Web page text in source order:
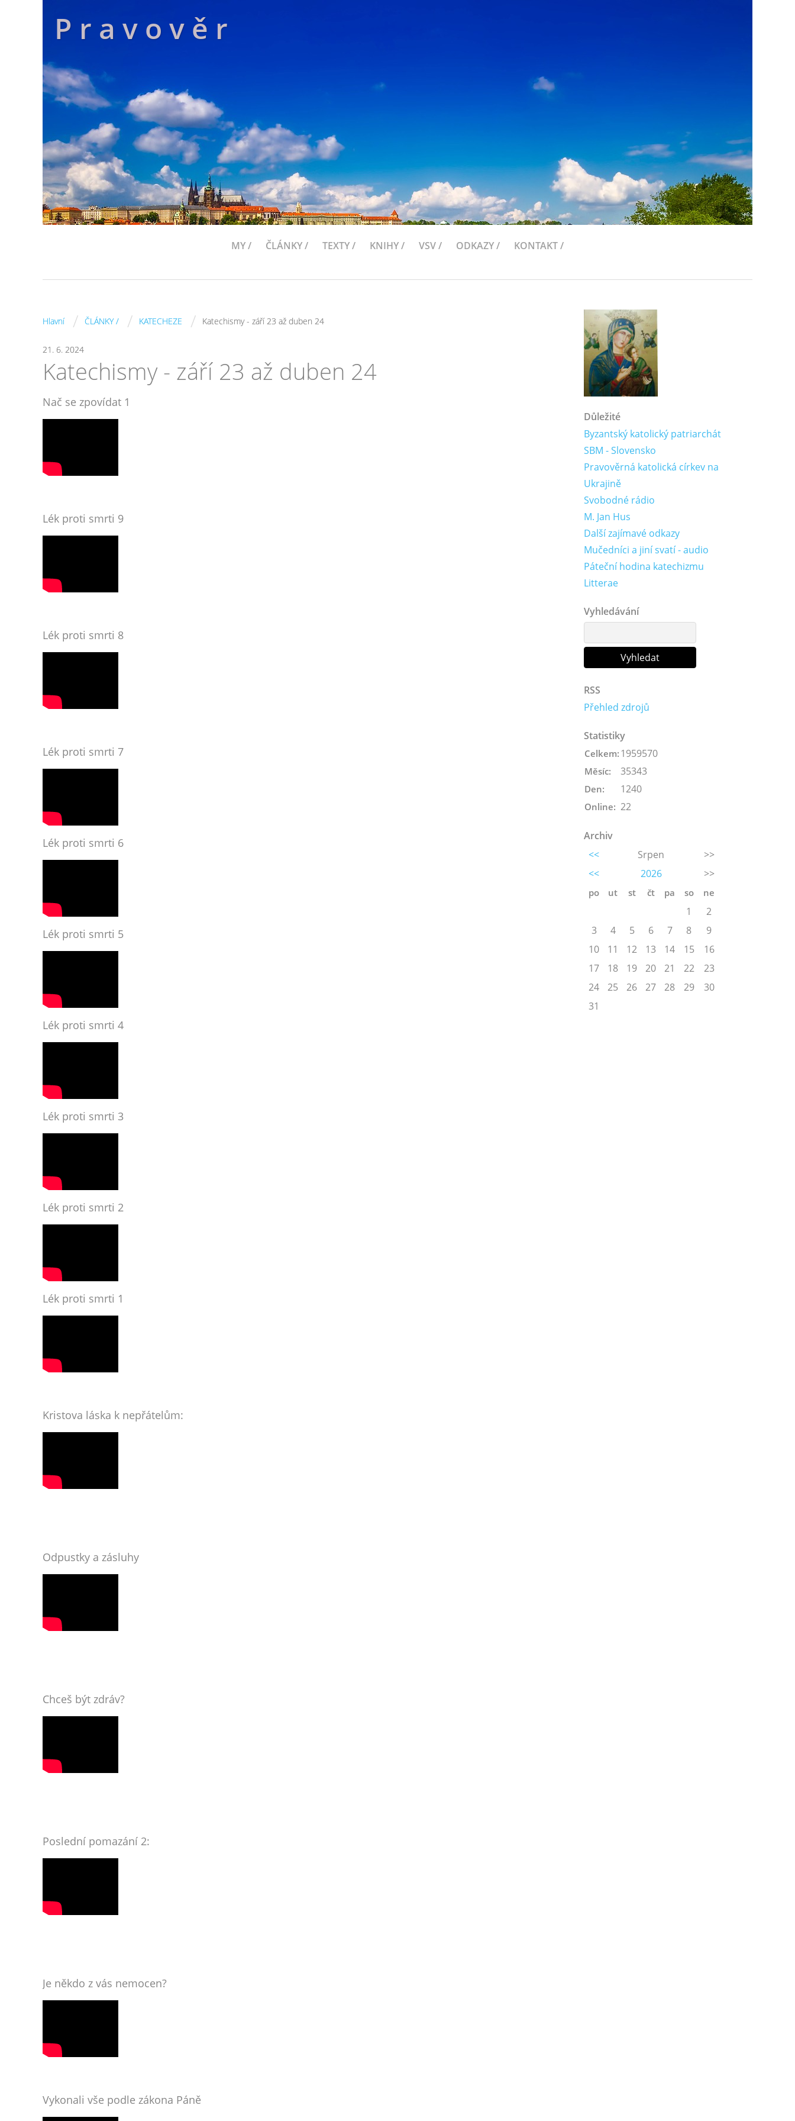
P r a v o v ě r
MY / ČLÁNKY / TEXTY / KNIHY / VSV / ODKAZY / KONTAKT /
Hlavní / ČLÁNKY / / KATECHEZE / Katechismy - září 23 až duben 24
21. 6. 2024
Katechismy - září 23 až duben 24
Nač se zpovídat 1
Lék proti smrti 9
Lék proti smrti 8
Lék proti smrti 7
Lék proti smrti 6
Lék proti smrti 5
Lék proti smrti 4
Lék proti smrti 3
Lék proti smrti 2
Lék proti smrti 1
Kristova láska k nepřátelům:
Odpustky a zásluhy
Chceš být zdráv?
Poslední pomazání 2:
Je někdo z vás nemocen?
Vykonali vše podle zákona Páně
Důležité
Byzantský katolický patriarchát
SBM - Slovensko
Pravověrná katolická církev na
Ukrajině
Svobodné rádio
M. Jan Hus
Další zajímavé odkazy
Mučedníci a jiní svatí - audio
Páteční hodina katechizmu
Litterae
Vyhledávání
RSS
Přehled zdrojů
Statistiky
Online: 22
Celkem: 1959570
Měsíc: 35343
Den: 1240
Archiv
<<
Srpen
>>
<<
2026 >>
po ut st čt pa so ne
1
2
3
4 5 6 7 8
9
10
11 12 13 14 15
16
17
18 19 20 21 22
23
24
25 26 27 28 29
30
31